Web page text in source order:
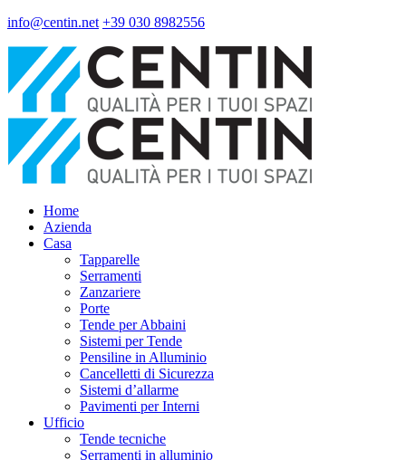
info@centin.net +39 030 8982556
Home
Azienda
Casa
Tapparelle
Serramenti
Zanzariere
Porte
Tende per Abbaini
Sistemi per Tende
Pensiline in Alluminio
Cancelletti di Sicurezza
Sistemi d’allarme
Pavimenti per Interni
Ufficio
Tende tecniche
Serramenti in alluminio